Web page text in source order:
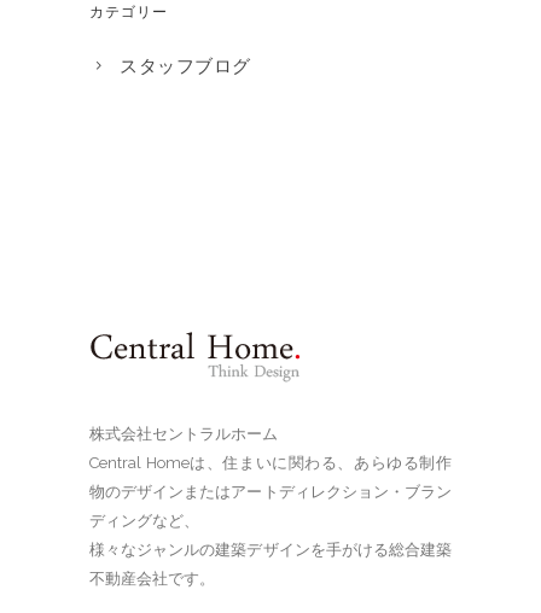
カテゴリー
スタッフブログ
株式会社セントラルホーム
Central Homeは、住まいに関わる、あらゆる制作
物のデザインまたはアートディレクション・ブラン
ディングなど、
様々なジャンルの建築デザインを手がける総合建築
不動産会社です。